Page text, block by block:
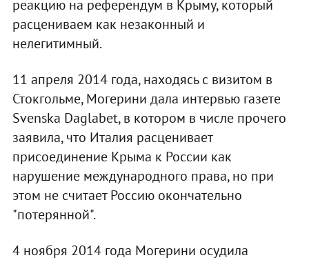
реакцию на референдум в Крыму, который
расцениваем как незаконный и
нелегитимный.
11 апреля 2014 года, находясь с визитом в
Стокгольме, Могерини дала интервью газете
Svenska Daglabet, в котором в числе прочего
заявила, что Италия расценивает
присоединение Крыма к России как
нарушение международного права, но при
этом не считает Россию окончательно
"потерянной".
4 ноября 2014 года Могерини осудила